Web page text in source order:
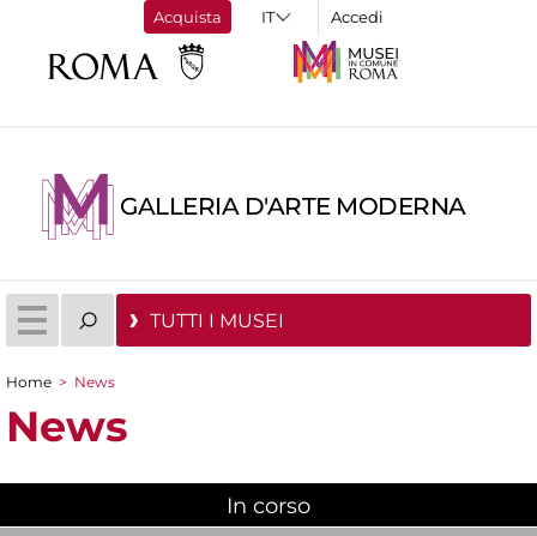
Acquista Accedi
GALLERIA D'ARTE MODERNA
TUTTI I MUSEI
Tu sei qui
Home > News
News
In corso